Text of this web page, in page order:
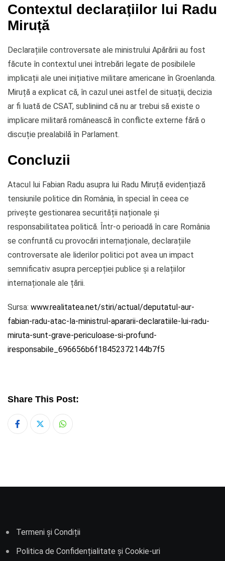
Contextul declarațiilor lui Radu
Miruță
Declarațiile controversate ale ministrului Apărării au fost
făcute în contextul unei întrebări legate de posibilele
implicații ale unei inițiative militare americane în Groenlanda.
Miruță a explicat că, în cazul unei astfel de situații, decizia
ar fi luată de CSAT, subliniind că nu ar trebui să existe o
implicare militară românească în conflicte externe fără o
discuție prealabilă în Parlament.
Concluzii
Atacul lui Fabian Radu asupra lui Radu Miruță evidențiază
tensiunile politice din România, în special în ceea ce
privește gestionarea securității naționale și
responsabilitatea politică. Într-o perioadă în care România
se confruntă cu provocări internaționale, declarațiile
controversate ale liderilor politici pot avea un impact
semnificativ asupra percepției publice și a relațiilor
internaționale ale țării.
Sursa: www.realitatea.net/stiri/actual/deputatul-aur-
fabian-radu-atac-la-ministrul-apararii-declaratiile-lui-radu-
miruta-sunt-grave-periculoase-si-profund-
iresponsabile_696656b6f18452372144b7f5
Share This Post:
Whatsapp
Termeni și Condiții
Politica de Confidențialitate și Cookie-uri